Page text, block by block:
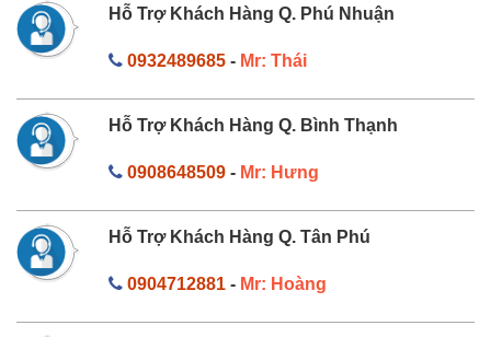
Hỗ Trợ Khách Hàng Q. Phú Nhuận
0932489685- Mr: Thái
Hỗ Trợ Khách Hàng Q. Bình Thạnh
0908648509- Mr: Hưng
Hỗ Trợ Khách Hàng Q. Tân Phú
0904712881- Mr: Hoàng